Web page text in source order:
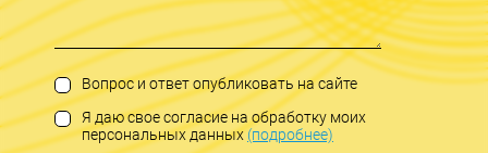
Вопрос и ответ опубликовать на сайте
Я даю свое согласие на обработку моих
персональных данных(подробнее)